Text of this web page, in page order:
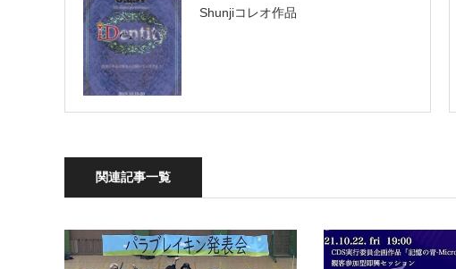
Shunjiコレオ作品
関連記事一覧